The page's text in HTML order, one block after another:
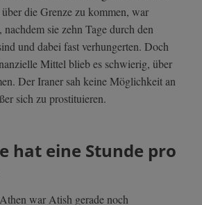
die Grenze zu kommen, war
sie zehn Tage durch den
und dabei fast verhungerten. Doch
Mittel blieb es schwierig, über
Der Iraner sah keine Möglichkeit an
sich zu prostituieren.
hat eine Stunde pro
war Atish gerade noch